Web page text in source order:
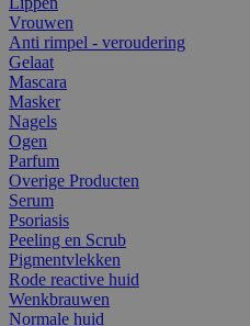
Vrouwen
Anti rimpel - veroudering
Gelaat
Mascara
Masker
Nagels
Ogen
Parfum
Overige Producten
Serum
Psoriasis
Peeling en Scrub
Pigmentvlekken
Rode reactive huid
Wenkbrauwen
Normale huid